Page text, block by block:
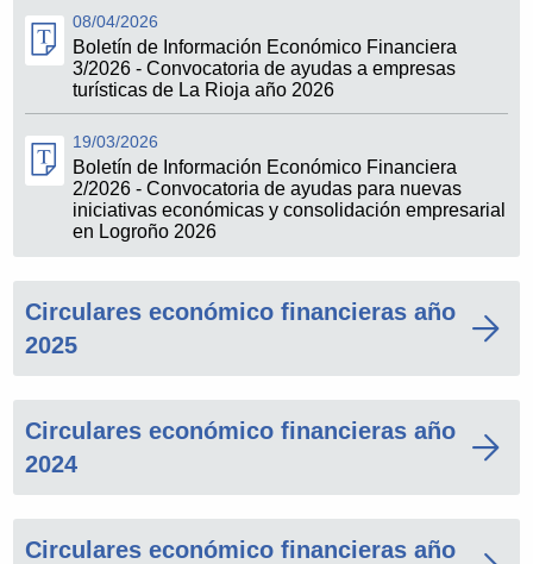
08/04/2026
Boletín de Información Económico Financiera
3/2026 - Convocatoria de ayudas a empresas
turísticas de La Rioja año 2026
19/03/2026
Boletín de Información Económico Financiera
2/2026 - Convocatoria de ayudas para nuevas
iniciativas económicas y consolidación empresarial
en Logroño 2026
Circulares económico financieras año
2025
Circulares económico financieras año
2024
Circulares económico financieras año